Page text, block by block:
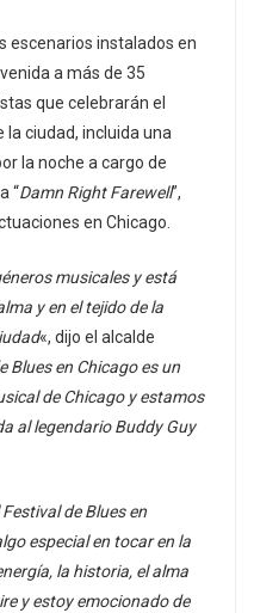
escenarios instalados en
a más de 35
que celebrarán el
ciudad, incluida una
la noche a cargo de
“Damn Right Farewell”,
en Chicago.
musicales y está
y en el tejido de la
«, dijo el alcalde
Blues en Chicago es un
de Chicago y estamos
al legendario Buddy Guy
de Blues en
especial en tocar en la
la historia, el alma
y estoy emocionado de